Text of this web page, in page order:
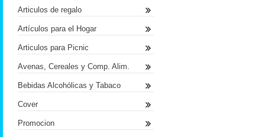
Articulos de regalo
Artículos para el Hogar
Articulos para Picnic
Avenas, Cereales y Comp. Alim.
Bebidas Alcohólicas y Tabaco
Cover
Promocion